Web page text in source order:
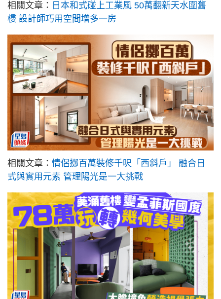
相關文章： 日本和式碰上工業風 50萬翻新天水圍舊
樓 設計師巧用空間增多一房
相關文章： 情侶擲百萬裝修千呎「西斜戶」 融合日
式與實用元素 管理陽光是一大挑戰